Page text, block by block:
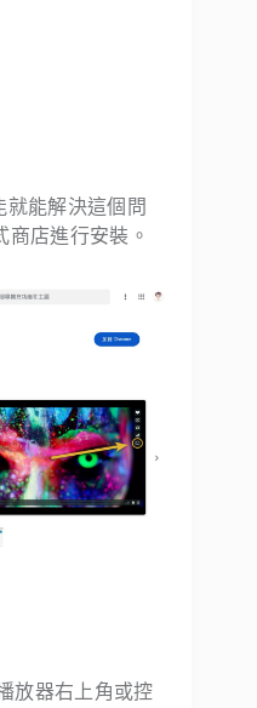
就能解決這個問
商店進行安裝。
放器右上角或控